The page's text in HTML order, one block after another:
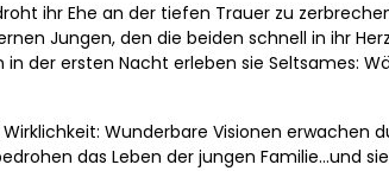
ihr Ehe an der tiefen Trauer zu
Jungen, den die beiden schnell in ihr
der ersten Nacht erleben sie Seltsames:
Wunderbare Visionen erwachen
das Leben der jungen Familie...und